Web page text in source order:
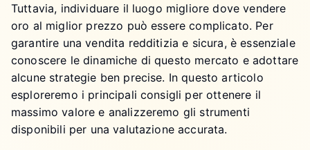
Tuttavia, individuare il luogo migliore dove vendere
oro al miglior prezzo può essere complicato. Per
garantire una vendita redditizia e sicura, è essenziale
conoscere le dinamiche di questo mercato e adottare
alcune strategie ben precise. In questo articolo
esploreremo i principali consigli per ottenere il
massimo valore e analizzeremo gli strumenti
disponibili per una valutazione accurata.